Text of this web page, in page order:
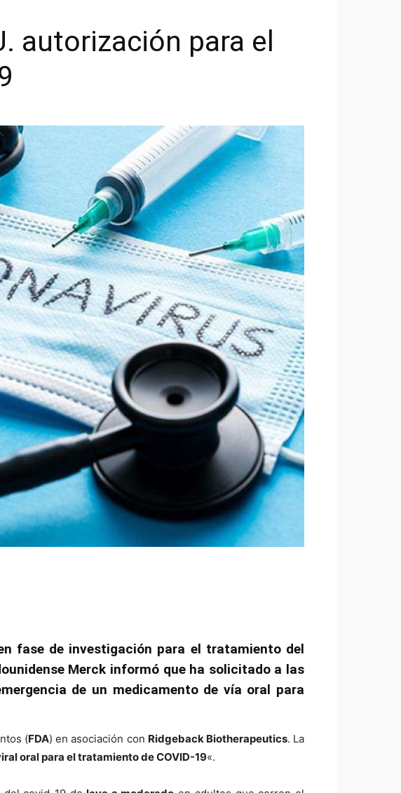
autorización para el
fase de investigación para el tratamiento del
Merck informó que ha solicitado a las
de un medicamento de vía oral para
(FDA) en asociación con Ridgeback Biotherapeutics. La
oral para el tratamiento de COVID-19«.